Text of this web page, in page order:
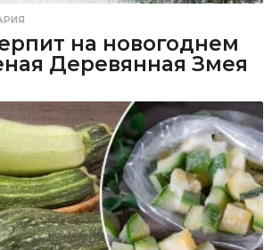
на новогоднем
Деревянная Змея